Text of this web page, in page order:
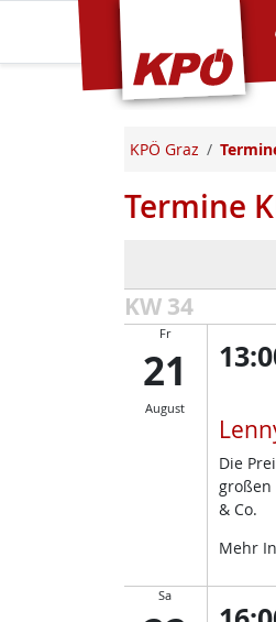
KPÖ Graz
Termine
KW 34
Fr
21
August
Die
& Co.
Mehr
Sa